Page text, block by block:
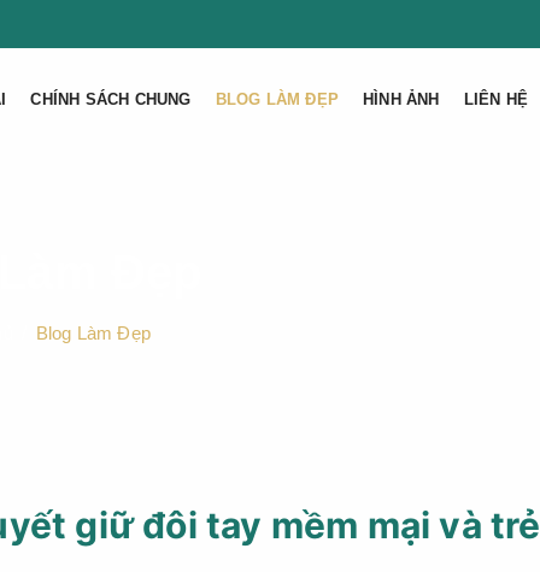
CHÍNH SÁCH CHUNG BLOG LÀM ĐẸP HÌNH ẢNH LIÊN HỆ
Blog Làm Đẹp
giữ đôi tay mềm mại và trẻ